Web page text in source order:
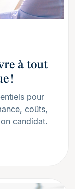
à tout
!
pour
coûts,
candidat.